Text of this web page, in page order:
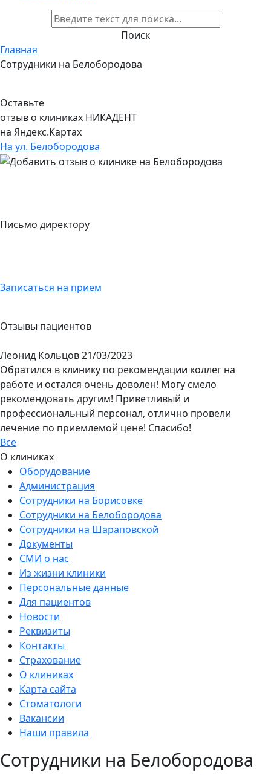
Поиск
Главная
Сотрудники на Белобородова
Оставьте
отзыв о клиниках НИКАДЕНТ
на Яндекс.Картах
На ул. Белобородова
Письмо директору
Записаться на прием
Отзывы пациентов
Леонид Кольцов21/03/2023
Обратился в клинику по рекомендации коллег на
работе и остался очень доволен! Могу смело
рекомендовать другим! Приветливый и
профессиональный персонал, отлично провели
лечение по приемлемой цене! Спасибо!
Все
О клиниках
Оборудование
Администрация
Сотрудники на Борисовке
Сотрудники на Белобородова
Сотрудники на Шараповской
Документы
СМИ о нас
Из жизни клиники
Персональные данные
Для пациентов
Новости
Реквизиты
Контакты
Страхование
О клиниках
Карта сайта
Стоматологи
Вакансии
Наши правила
Сотрудники на Белобородова